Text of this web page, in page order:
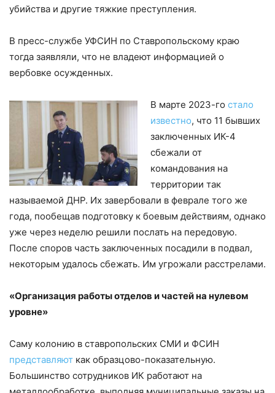
убийства и другие тяжкие преступления.
В пресс-службе УФСИН по Ставропольскому краю
тогда заявляли, что не владеют информацией о
вербовке осужденных.
В марте 2023-го стало
известно, что 11 бывших
заключенных ИК-4
сбежали от
командования на
территории так
называемой ДНР. Их завербовали в феврале того же
года, пообещав подготовку к боевым действиям, однако
уже через неделю решили послать на передовую.
После споров часть заключенных посадили в подвал,
некоторым удалось сбежать. Им угрожали расстрелами.
«Организация работы отделов и частей на нулевом
уровне»
Саму колонию в ставропольских СМИ и ФСИН
представляют как образцово-показательную.
Большинство сотрудников ИК работают на